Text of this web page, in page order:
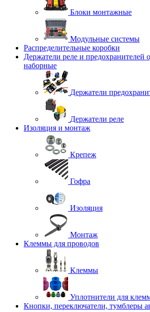
Блоки монтажные
Модульные системы
Распределительные коробки
Держатели реле и предохранителей
наборные
Держатели
Держатели реле
Изоляция и монтаж
Крепеж
Гофра
Изоляция
Монтаж
Клеммы для проводов
Клеммы
Уплотнители для
Кнопки, переключатели, тумблеры